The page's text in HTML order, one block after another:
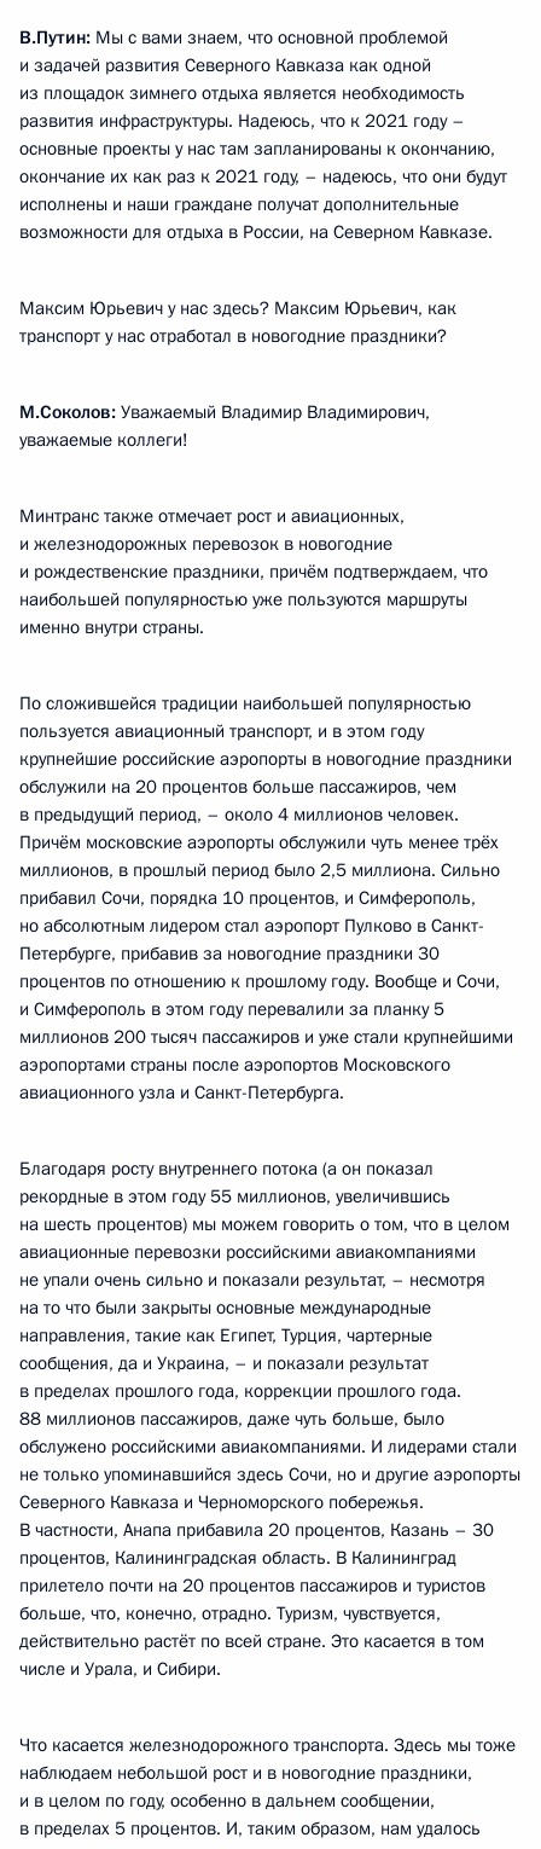
В.Путин: Мы с вами знаем, что основной проблемой
и задачей развития Северного Кавказа как одной
из площадок зимнего отдыха является необходимость
развития инфраструктуры. Надеюсь, что к 2021 году –
основные проекты у нас там запланированы к окончанию,
окончание их как раз к 2021 году, – надеюсь, что они будут
исполнены и наши граждане получат дополнительные
возможности для отдыха в России, на Северном Кавказе.
Максим Юрьевич у нас здесь? Максим Юрьевич, как
транспорт у нас отработал в новогодние праздники?
М.Соколов: Уважаемый Владимир Владимирович,
уважаемые коллеги!
Минтранс также отмечает рост и авиационных,
и железнодорожных перевозок в новогодние
и рождественские праздники, причём подтверждаем, что
наибольшей популярностью уже пользуются маршруты
именно внутри страны.
По сложившейся традиции наибольшей популярностью
пользуется авиационный транспорт, и в этом году
крупнейшие российские аэропорты в новогодние праздники
обслужили на 20 процентов больше пассажиров, чем
в предыдущий период, – около 4 миллионов человек.
Причём московские аэропорты обслужили чуть менее трёх
миллионов, в прошлый период было 2,5 миллиона. Сильно
прибавил Сочи, порядка 10 процентов, и Симферополь,
но абсолютным лидером стал аэропорт Пулково в Санкт-
Петербурге, прибавив за новогодние праздники 30
процентов по отношению к прошлому году. Вообще и Сочи,
и Симферополь в этом году перевалили за планку 5
миллионов 200 тысяч пассажиров и уже стали крупнейшими
аэропортами страны после аэропортов Московского
авиационного узла и Санкт-Петербурга.
Благодаря росту внутреннего потока (а он показал
рекордные в этом году 55 миллионов, увеличившись
на шесть процентов) мы можем говорить о том, что в целом
авиационные перевозки российскими авиакомпаниями
не упали очень сильно и показали результат, – несмотря
на то что были закрыты основные международные
направления, такие как Египет, Турция, чартерные
сообщения, да и Украина, – и показали результат
в пределах прошлого года, коррекции прошлого года.
88 миллионов пассажиров, даже чуть больше, было
обслужено российскими авиакомпаниями. И лидерами стали
не только упоминавшийся здесь Сочи, но и другие аэропорты
Северного Кавказа и Черноморского побережья.
В частности, Анапа прибавила 20 процентов, Казань – 30
процентов, Калининградская область. В Калининград
прилетело почти на 20 процентов пассажиров и туристов
больше, что, конечно, отрадно. Туризм, чувствуется,
действительно растёт по всей стране. Это касается в том
числе и Урала, и Сибири.
Что касается железнодорожного транспорта. Здесь мы тоже
наблюдаем небольшой рост и в новогодние праздники,
и в целом по году, особенно в дальнем сообщении,
в пределах 5 процентов. И, таким образом, нам удалось